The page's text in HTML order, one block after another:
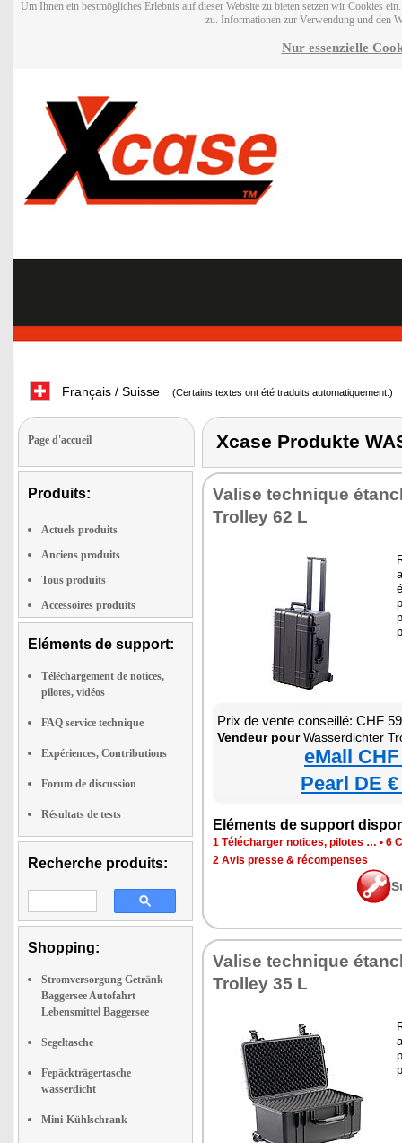
Um Ihnen ein bestmögliches Erlebnis auf dieser Website zu bieten setzen wir Cookies
zu. Informationen zur Verwendung und den
Nur essenzielle
Français / Suisse (Certains textes ont été traduits automatiquement.)
Page d'accueil
Produits:
Actuels produits
Anciens produits
Tous produits
Accessoires produits
Eléments de support:
Téléchargement de notices,
pilotes, vidéos
FAQ service technique
Expériences, Contributions
Forum de discussion
Résultats de tests
Recherche produits:
Shopping:
Stromversorgung Getränk
Baggersee Autofahrt
Lebensmittel Baggersee
Segeltasche
Fepäckträgertasche
wasserdicht
Mini-Kühlschrank
Xcase Produkte
Valise technique
Trolley 62 L
Prix de vente conseillé: CHF
Vendeur pourWasserdichter
eMall
Pearl DE
Eléments de support
1 Télécharger notices, pilotes … • 6
2 Avis presse & récompenses
Valise technique
Trolley 35 L